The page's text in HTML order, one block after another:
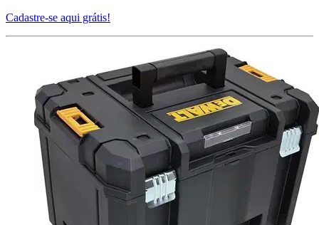
Cadastre-se aqui grátis!